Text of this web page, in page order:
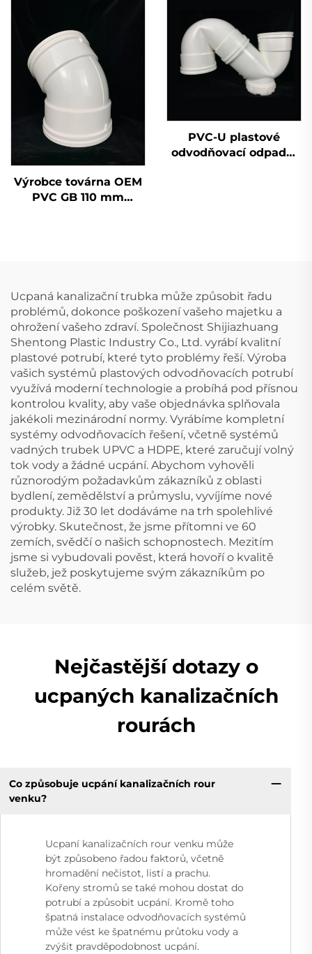
hlavice 50 mm 200
mm 2 palce
Výrobce továrna OEM
PVC GB 110 mm
PVC-U plastové
odvodňovací odpadní
Ucpaná kanalizační trubka může způsobit řadu
problémů, dokonce poškození vašeho majetku a
ohrožení vašeho zdraví. Společnost Shijiazhuang
Shentong Plastic Industry Co., Ltd. vyrábí kvalitní
plastové potrubí, které tyto problémy řeší. Výroba
vašich systémů plastových odvodňovacích potrubí
využívá moderní technologie a probíhá pod přísnou
kontrolou kvality, aby vaše objednávka splňovala
jakékoli mezinárodní normy. Vyrábíme kompletní
systémy odvodňovacích řešení, včetně systémů
vadných trubek UPVC a HDPE, které zaručují volný
tok vody a žádné ucpání. Abychom vyhověli
různorodým požadavkům zákazníků z oblasti
bydlení, zemědělství a průmyslu, vyvíjíme nové
produkty. Již 30 let dodáváme na trh spolehlivé
výrobky. Skutečnost, že jsme přítomni ve 60
zemích, svědčí o našich schopnostech. Mezitím
jsme si vybudovali pověst, která hovoří o kvalitě
služeb, jež poskytujeme svým zákazníkům po
celém světě.
Nejčastější dotazy o
ucpaných kanalizačních
rourách
Co způsobuje ucpání kanalizačních rour
venku?
Ucpaní kanalizačních rour venku může
být způsobeno řadou faktorů, včetně
hromadění nečistot, listí a prachu.
Kořeny stromů se také mohou dostat do
potrubí a způsobit ucpání. Kromě toho
špatná instalace odvodňovacích systémů
může vést ke špatnému průtoku vody a
zvýšit pravděpodobnost ucpání.